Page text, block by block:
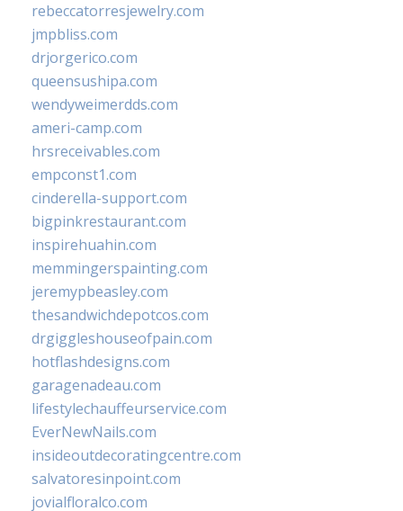
rebeccatorresjewelry.com
jmpbliss.com
drjorgerico.com
queensushipa.com
wendyweimerdds.com
ameri-camp.com
hrsreceivables.com
empconst1.com
cinderella-support.com
bigpinkrestaurant.com
inspirehuahin.com
memmingerspainting.com
jeremypbeasley.com
thesandwichdepotcos.com
drgiggleshouseofpain.com
hotflashdesigns.com
garagenadeau.com
lifestylechauffeurservice.com
EverNewNails.com
insideoutdecoratingcentre.com
salvatoresinpoint.com
jovialfloralco.com